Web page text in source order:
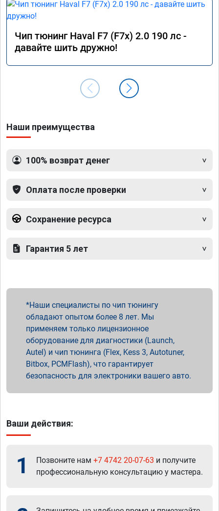
Чип тюнинг Haval F7 (F7x) 2.0 190 лс -
давайте шить дружно!
Наши преимущества
100% возврат денег
Оплата после проверки
Сохранение ресурса
Гарантия 5 лет
Наши специалисты по чип тюнингу
обладают опытом более 8 лет. Мы
применяем только лицензионное
оборудование для диагностики (Launch,
Autel) и чип тюнинга (Flex, Kess 3, Autotuner,
Bitbox, PCMFlash), что гарантирует
безопасность для электроники вашего авто.
Ваши действия:
1 Позвоните нам +7 4742 20-07-63 и получите
профессиональную консультацию у мастера.